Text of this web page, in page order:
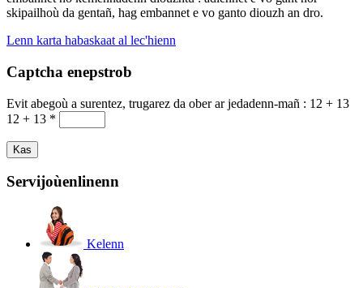
skipailhoù da gentañ, hag embannet e vo ganto diouzh an dro.
Lenn karta habaskaat al lec'hienn
Captcha enepstrob
Evit abegoù a surentez, trugarez da ober ar jedadenn-mañ : 12 + 13
12 + 13 *
Servijoùenlinenn
Kelenn